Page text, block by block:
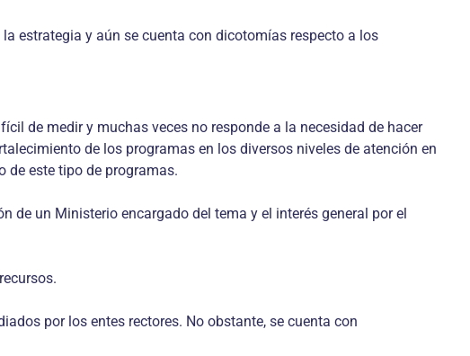
estrategia y aún se cuenta con dicotomías respecto a los
de medir y muchas veces no responde a la necesidad de hacer
de los programas en los diversos niveles de atención en
de este tipo de programas.
de un Ministerio encargado del tema y el interés general por el
por los entes rectores. No obstante, se cuenta con